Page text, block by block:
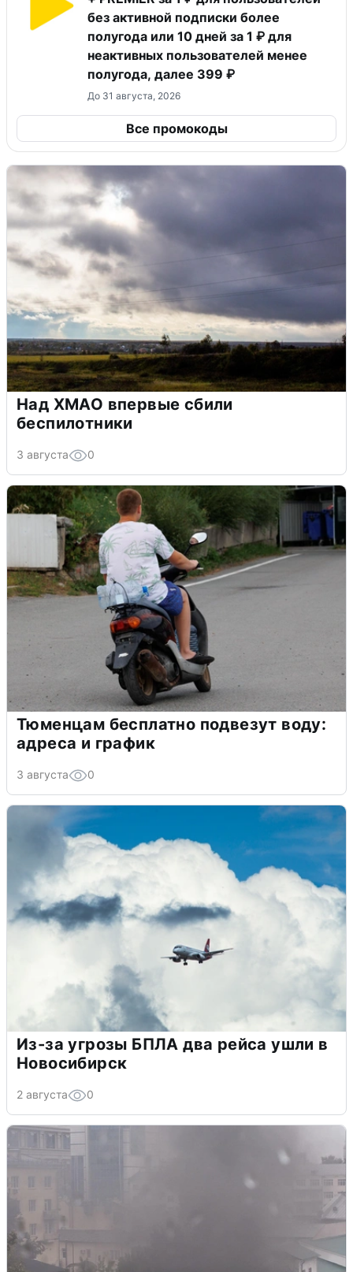
без активной подписки более
полугода или 10 дней за 1 ₽ для
неактивных пользователей менее
полугода, далее 399 ₽
До 31 августа, 2026
Все промокоды
Над ХМАО впервые сбили
беспилотники
3 августа 0
Тюменцам бесплатно подвезут воду:
адреса и график
3 августа 0
Из-за угрозы БПЛА два рейса ушли в
Новосибирск
2 августа 0